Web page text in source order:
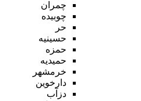
چمران
چوبیده
حر
حسینیه
حمزه
حمیدیه
خرمشهر
دارخوین
دزآب